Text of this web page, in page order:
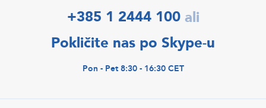
+385 1 2444 100 ali
Pokličite nas po Skype-u
Pon - Pet 8:30 - 16:30 CET